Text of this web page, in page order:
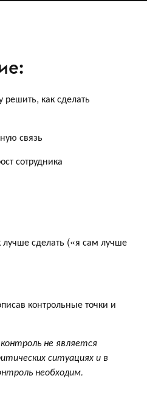
как сделать
связь
сотрудника
сделать («я сам лучше
контрольные точки и
не является
ситуациях и в
необходим.